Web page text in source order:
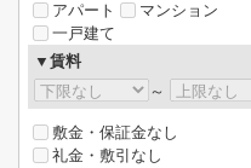
アパート
マンション
一戸建て
▼賃料
～
敷金・保証金なし
礼金・敷引なし